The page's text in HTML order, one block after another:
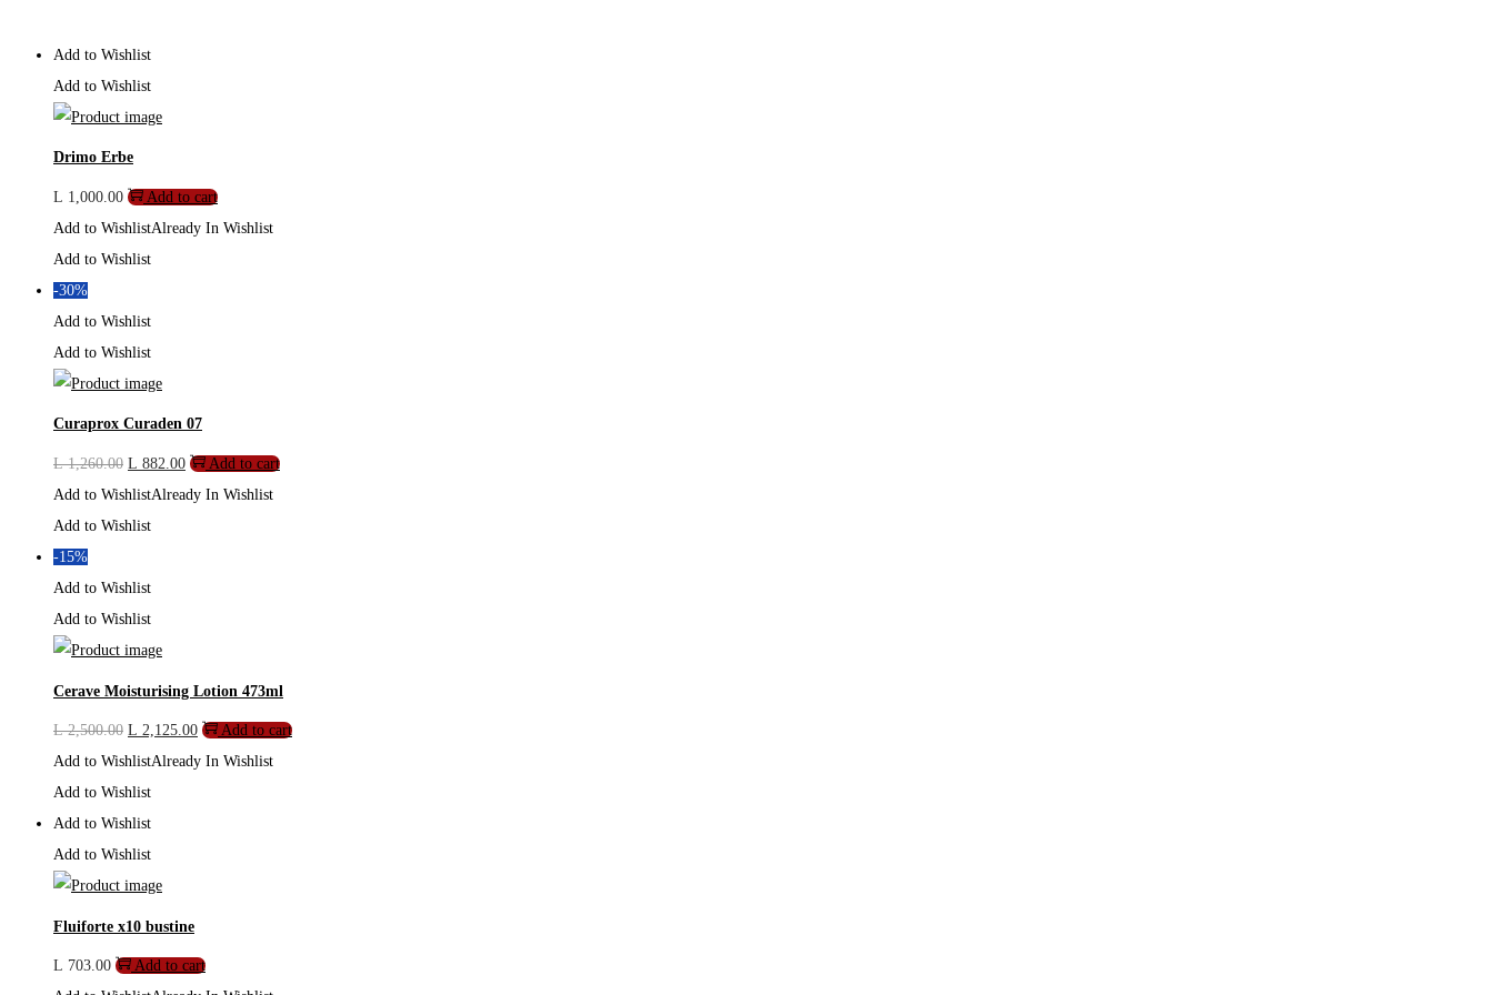
Add to Wishlist
Add to Wishlist
Drimo Erbe
L 1,000.00
Add to cart
Add to WishlistAlready In Wishlist
Add to Wishlist
-30%
Add to Wishlist
Add to Wishlist
Curaprox Curaden 07
L1,260.00 Original
price
was:
L 882.00Current
price
Add to cart
Add to WishlistAlready In Wishlist
Add to Wishlist
-15%
Add to Wishlist
Add to Wishlist
Cerave Moisturising Lotion 473ml
L2,500.00 Original
price
was:
L 2,500.00.
L 2,125.00Current
price
Add to cart
Add to WishlistAlready In Wishlist
Add to Wishlist
Add to Wishlist
Add to Wishlist
Fluiforte x10 bustine
L 703.00
Add to cart